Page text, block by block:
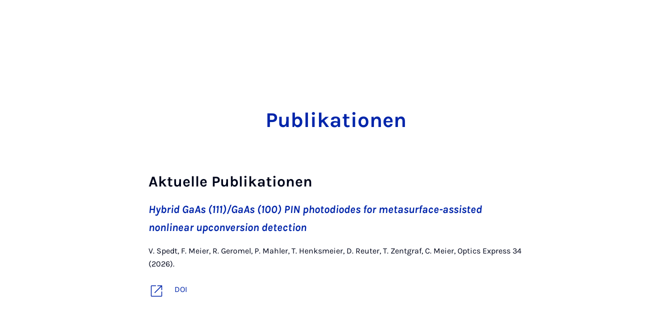
Publikationen
Aktuelle Publikationen
Hybrid GaAs (111)/GaAs (100) PIN photodiodes for metasurface-assisted
nonlinear upconversion detection
V. Spedt, F. Meier, R. Geromel, P. Mahler, T. Henksmeier, D. Reuter, T. Zentgraf, C. Meier, Optics Express 34
(2026).
DOI